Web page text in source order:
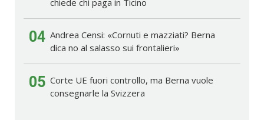
chiede chi paga in Ticino
04 Andrea Censi: «Cornuti e mazziati? Berna
dica no al salasso sui frontalieri»
05 Corte UE fuori controllo, ma Berna vuole
consegnarle la Svizzera